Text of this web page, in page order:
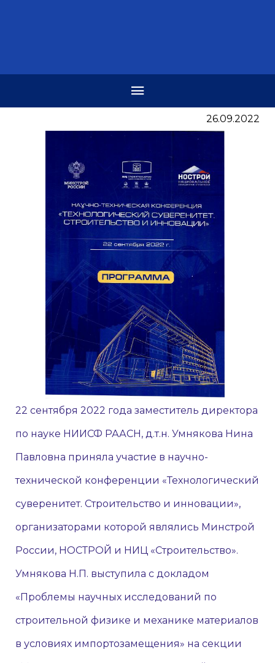
26.09.2022
22 сентября 2022 года заместитель директора
по науке НИИСФ РААСН, д.т.н. Умнякова Нина
Павловна приняла участие в научно-
технической конференции «Технологический
суверенитет. Строительство и инновации»,
организаторами которой являлись Минстрой
России, НОСТРОЙ и НИЦ «Строительство».
Умнякова Н.П. выступила с докладом
«Проблемы научных исследований по
строительной физике и механике материалов
в условиях импортозамещения» на секции